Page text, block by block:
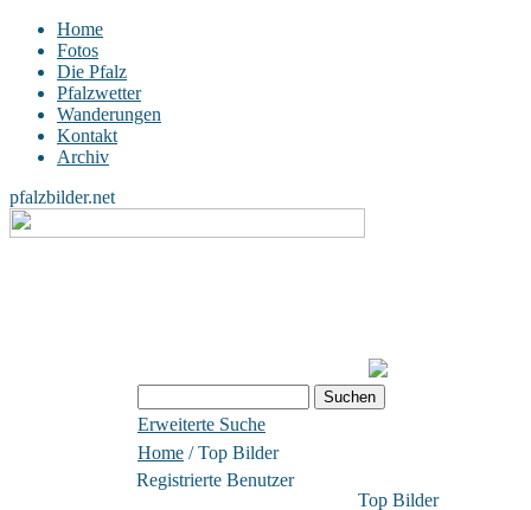
Home
Fotos
Die Pfalz
Pfalzwetter
Wanderungen
Kontakt
Archiv
pfalzbilder.net
Erweiterte Suche
Home / Top Bilder
Registrierte Benutzer
Top Bilder